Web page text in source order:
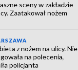
sceny w zakładzie
Zaatakował nożem
z nożem na ulicy. Nie
na polecenia,
policjanta